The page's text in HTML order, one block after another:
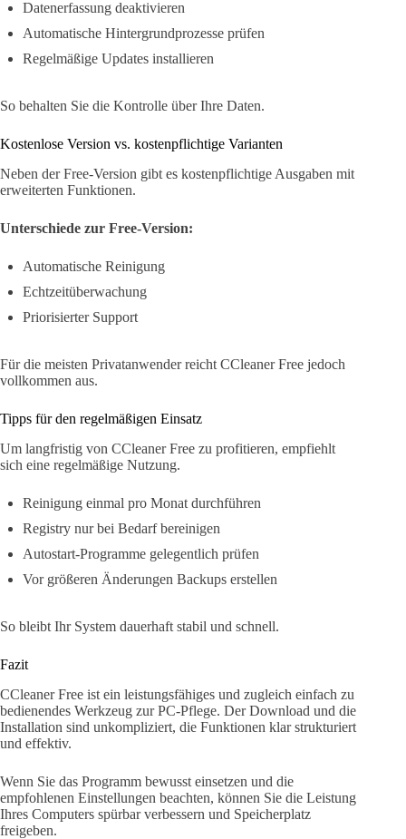
Datenerfassung deaktivieren
Automatische Hintergrundprozesse prüfen
Regelmäßige Updates installieren
So behalten Sie die Kontrolle über Ihre Daten.
Kostenlose Version vs. kostenpflichtige Varianten
Neben der Free-Version gibt es kostenpflichtige Ausgaben mit
erweiterten Funktionen.
Unterschiede zur Free-Version:
Automatische Reinigung
Echtzeitüberwachung
Priorisierter Support
Für die meisten Privatanwender reicht CCleaner Free jedoch
vollkommen aus.
Tipps für den regelmäßigen Einsatz
Um langfristig von CCleaner Free zu profitieren, empfiehlt
sich eine regelmäßige Nutzung.
Reinigung einmal pro Monat durchführen
Registry nur bei Bedarf bereinigen
Autostart-Programme gelegentlich prüfen
Vor größeren Änderungen Backups erstellen
So bleibt Ihr System dauerhaft stabil und schnell.
Fazit
CCleaner Free ist ein leistungsfähiges und zugleich einfach zu
bedienendes Werkzeug zur PC-Pflege. Der Download und die
Installation sind unkompliziert, die Funktionen klar strukturiert
und effektiv.
Wenn Sie das Programm bewusst einsetzen und die
empfohlenen Einstellungen beachten, können Sie die Leistung
Ihres Computers spürbar verbessern und Speicherplatz
freigeben.